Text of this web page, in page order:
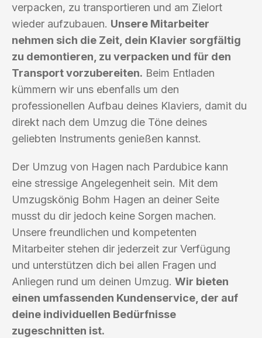
verpacken, zu transportieren und am Zielort
wieder aufzubauen. Unsere Mitarbeiter
nehmen sich die Zeit, dein Klavier sorgfältig
zu demontieren, zu verpacken und für den
Transport vorzubereiten. Beim Entladen
kümmern wir uns ebenfalls um den
professionellen Aufbau deines Klaviers, damit du
direkt nach dem Umzug die Töne deines
geliebten Instruments genießen kannst.
Der Umzug von Hagen nach Pardubice kann
eine stressige Angelegenheit sein. Mit dem
Umzugskönig Bohm Hagen an deiner Seite
musst du dir jedoch keine Sorgen machen.
Unsere freundlichen und kompetenten
Mitarbeiter stehen dir jederzeit zur Verfügung
und unterstützen dich bei allen Fragen und
Anliegen rund um deinen Umzug. Wir bieten
einen umfassenden Kundenservice, der auf
deine individuellen Bedürfnisse
zugeschnitten ist.